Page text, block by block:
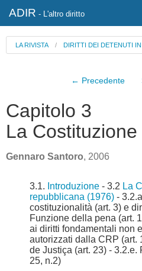
ADIR - L'altro diritto
LA RIVISTA / DIRITTI DEI DETENUTI
← Precedente
Capitolo 3
La
Gennaro Santoro, 2006
3.1. Introduzione - 3.2 La
repubblicana (1976) -
costituzionalità (art. 3) e
Funzione della pena (art.
ai diritti fondamentali non
autorizzati dalla CRP (art.
de Justiça (art. 23) - 3.2.e.
25, n.2)